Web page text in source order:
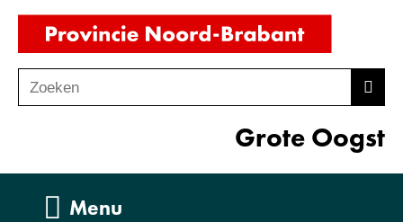
Ga
de
inhoud
o
Zoeken
Grote Oogst
Menu